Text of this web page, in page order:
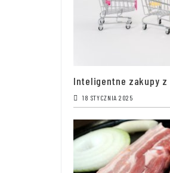
Inteligentne zakupy
18 STYCZNIA 2025